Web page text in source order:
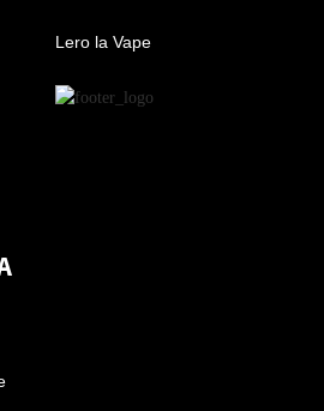
Lero la Vape